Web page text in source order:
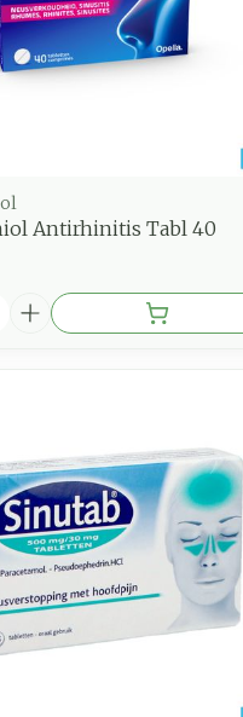
Antirhinitis Tabl 40
voorschrift